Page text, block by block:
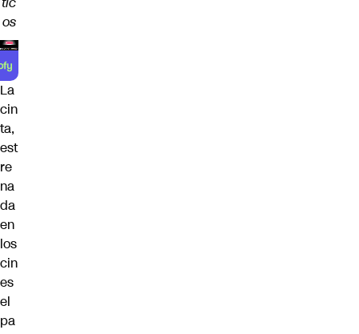
os
La
cin
ta,
est
re
na
da
en
los
cin
es
el
pa